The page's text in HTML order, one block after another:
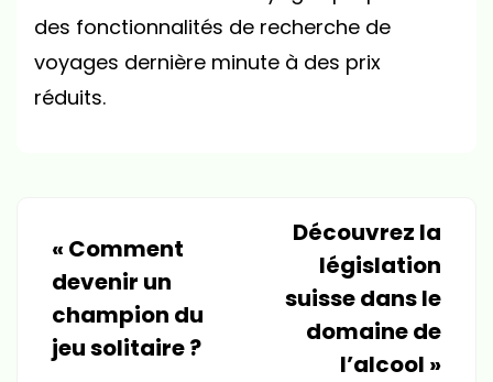
des fonctionnalités de recherche de
voyages dernière minute à des prix
réduits.
« Comment
devenir un
champion du
jeu solitaire ?
Découvrez la
législation
suisse dans le
domaine de
l’alcool »